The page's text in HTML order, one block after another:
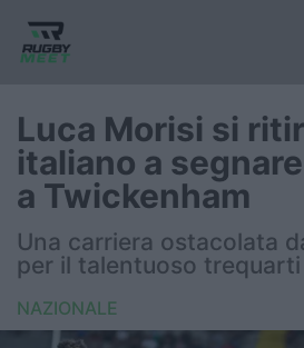
Nazionale
Nazionali giovanili
FIR
Luca Morisi si
italiano a
a Twickenham
Una carriera ostacolata
per il talentuoso
NAZIONALE